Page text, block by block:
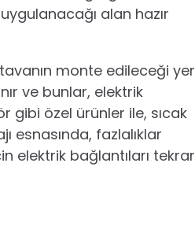
alan hazır
monte edileceği yer
ve bunlar, elektrik
gibi özel ürünler ile, sıcak
esnasında, fazlalıklar
elektrik bağlantıları tekrar